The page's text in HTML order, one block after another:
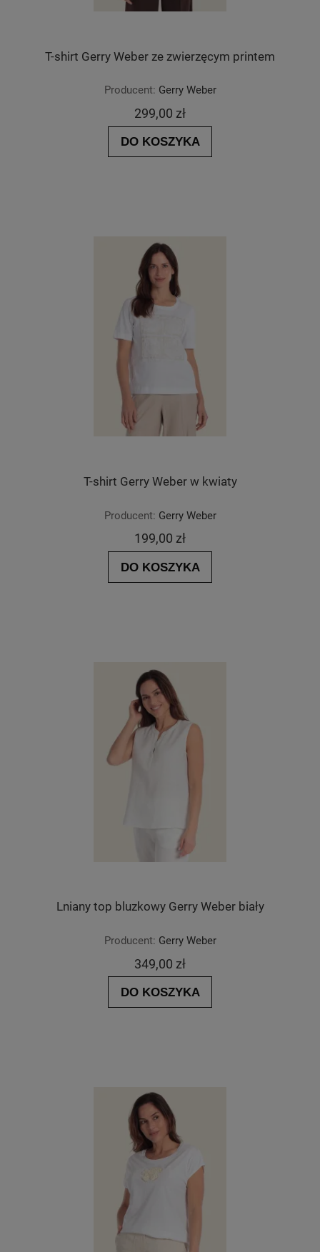
T-shirt Gerry Weber ze zwierzęcym printem
Producent: Gerry Weber
299,00 zł
DO KOSZYKA
T-shirt Gerry Weber w kwiaty
Producent: Gerry Weber
199,00 zł
DO KOSZYKA
Lniany top bluzkowy Gerry Weber biały
Producent: Gerry Weber
349,00 zł
DO KOSZYKA